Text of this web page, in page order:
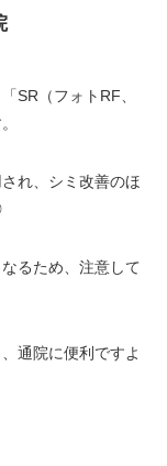
SR（フォトRF、
れ、シミ改善のほ
るため、注意して
通院に便利ですよ